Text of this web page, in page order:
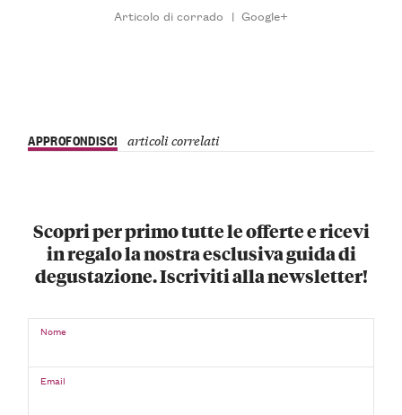
Articolo di corrado | Google+
APPROFONDISCI articoli correlati
Scopri per primo tutte le offerte e ricevi
in regalo la nostra esclusiva guida di
degustazione. Iscriviti alla newsletter!
Nome
Email